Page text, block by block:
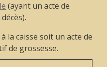
(ayant un acte de
la caisse soit un acte de
de grossesse.